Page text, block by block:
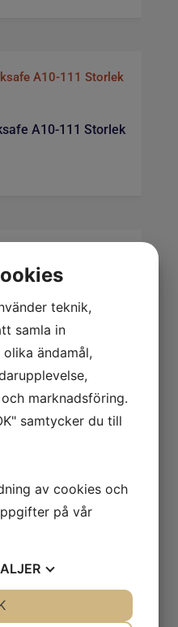
A10-111 Storlek
A10-111 Storlek
teknik,
samla in
ändamål,
marknadsföring.
samtycker du till
av cookies och
på vår